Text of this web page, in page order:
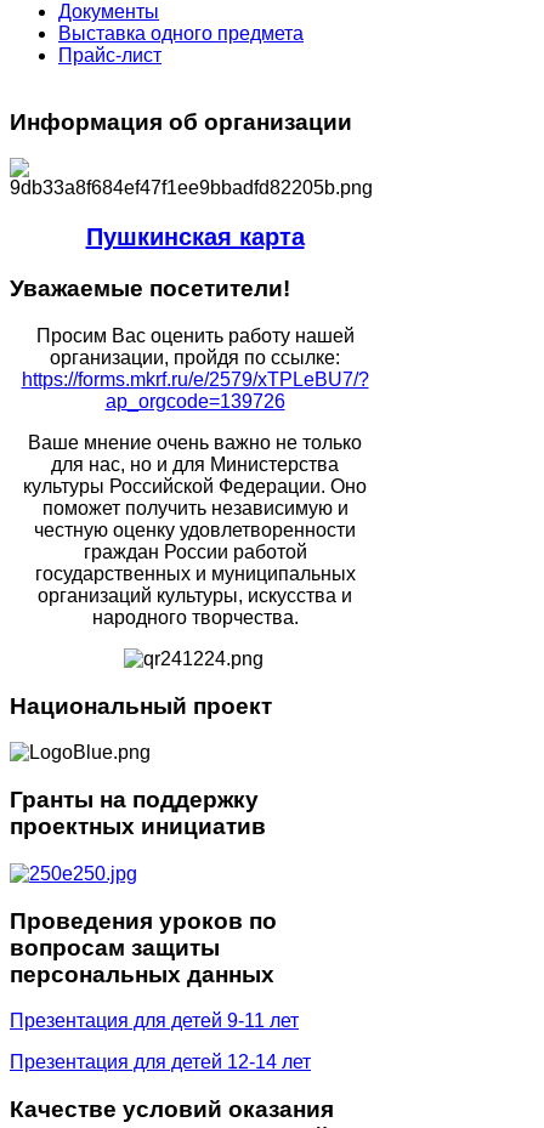
Документы
Выставка одного предмета
Прайс-лист
Информация об организации
Пушкинская карта
Уважаемые посетители!
Просим Вас оценить работу нашей
организации, пройдя по ссылке:
https://forms.mkrf.ru/e/2579/xTPLeBU7/?
ap_orgcode=139726
Ваше мнение очень важно не только
для нас, но и для Министерства
культуры Российской Федерации. Оно
поможет получить независимую и
честную оценку удовлетворенности
граждан России работой
государственных и муниципальных
организаций культуры, искусства и
народного творчества.
Национальный проект
Гранты на поддержку
проектных инициатив
Проведения уроков по
вопросам защиты
персональных данных
Презентация для детей 9-11 лет
Презентация для детей 12-14 лет
Качестве условий оказания